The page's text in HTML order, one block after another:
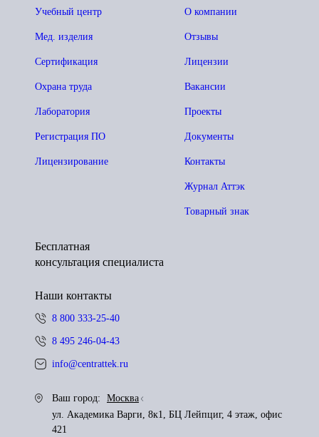
О компании
Отзывы
Лицензии
Вакансии
Проекты
Документы
Контакты
Журнал Аттэк
Товарный знак
Учебный центр
Мед. изделия
Сертификация
Охрана труда
Лаборатория
Регистрация ПО
Лицензирование
Бесплатная
консультация специалиста
Наши контакты
8 800 333-25-40
8 495 246-04-43
info@centrattek.ru
Ваш город:
Москва
ул. Академика Варги, 8к1, БЦ Лейпциг, 4 этаж, офис
421